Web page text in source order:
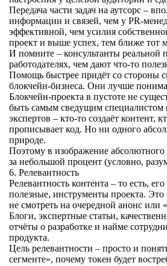
Передача части задач на аутсорс –
информации и связей, чем у PR-
эффективной, чем усилия
проект и выше успех, тем ближе тот
И помните – консультанты реальной
работодателях, чем дают что-то
Помощь быстрее придёт со стороны
блокчейн-бизнеса. Они лучше
Блокчейн-проекта в пустоте не
быть самым сведущим специалистом
экспертов – кто-то создаёт контент,
прописывает код. Но ни одного
природе.
Поэтому в изображение абсолютного
за небольшой процент (условно,
6. Релевантность
Релевантность контента – то есть,
полезные, инструменты проекта. Это
не смотреть на очередной анонс
Блоги, экспертные статьи,
отчёты о разработке и найме
продукта.
Цель релевантности – просто и
сегменте», почему токен будет